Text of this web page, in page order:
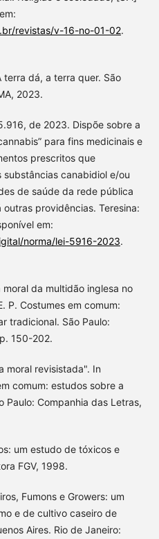
revistas/v-16-no-01-02.
terra dá, a terra quer. São
2023.
de 2023. Dispõe sobre a
para fins medicinais e
prescritos que
substâncias canabidiol e/ou
de saúde da rede pública
providências. Teresina:
em:
norma/lei-5916-2023.
moral da multidão inglesa no
P. Costumes em comum:
tradicional. São Paulo:
150-202.
moral revisistada". In
comum: estudos sobre a
Paulo: Companhia das Letras,
um estudo de tóxicos e
FGV, 1998.
Fumons e Growers: um
e de cultivo caseiro de
Aires. Rio de Janeiro: